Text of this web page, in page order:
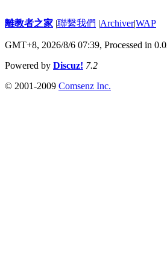
離教者之家 |聯繫我們 |Archiver|WAP
GMT+8, 2026/8/6 07:39, Processed in
Powered by Discuz! 7.2
© 2001-2009 Comsenz Inc.